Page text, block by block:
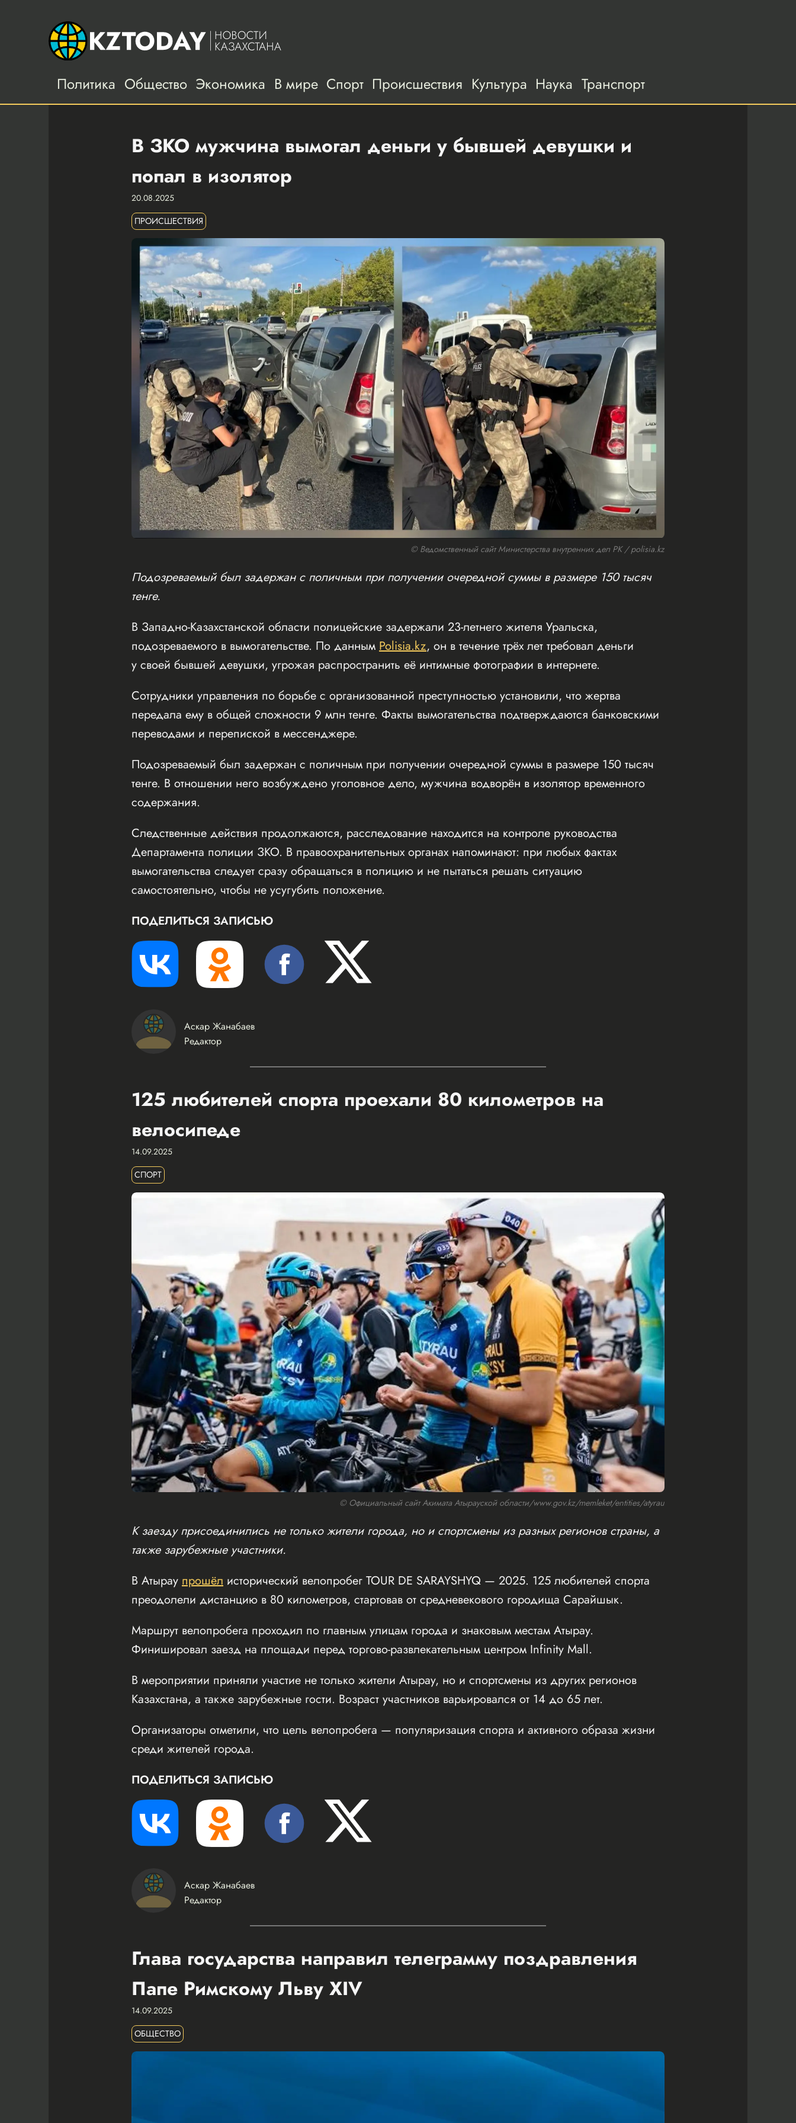
Политика Общество Экономика В мире Спорт Происшествия Культура Наука Транспорт
В ЗКО мужчина вымогал деньги у бывшей девушки и
попал в изолятор
20.08.2025
ПРОИСШЕСТВИЯ
© Ведомственный сайт Министерства внутренних дел РК / polisia.kz
Подозреваемый был задержан с поличным при получении очередной суммы в размере 150 тысяч
тенге.
В Западно-Казахстанской области полицейские задержали 23-летнего жителя Уральска,
подозреваемого в вымогательстве. По данным Polisia.kz, он в течение трёх лет требовал деньги
у своей бывшей девушки, угрожая распространить её интимные фотографии в интернете.
Сотрудники управления по борьбе с организованной преступностью установили, что жертва
передала ему в общей сложности 9 млн тенге. Факты вымогательства подтверждаются банковскими
переводами и перепиской в мессенджере.
Подозреваемый был задержан с поличным при получении очередной суммы в размере 150 тысяч
тенге. В отношении него возбуждено уголовное дело, мужчина водворён в изолятор временного
содержания.
Следственные действия продолжаются, расследование находится на контроле руководства
Департамента полиции ЗКО. В правоохранительных органах напоминают: при любых фактах
вымогательства следует сразу обращаться в полицию и не пытаться решать ситуацию
самостоятельно, чтобы не усугубить положение.
ПОДЕЛИТЬСЯ ЗАПИСЬЮ
Аскар Жанабаев
Редактор
125 любителей спорта проехали 80 километров на
велосипеде
14.09.2025
СПОРТ
© Официальный сайт Акимата Атырауской области/www.gov.kz/memleket/entities/atyrau
К заезду присоединились не только жители города, но и спортсмены из разных регионов страны, а
также зарубежные участники.
В Атырау прошёл исторический велопробег TOUR DE SARAYSHYQ — 2025. 125 любителей спорта
преодолели дистанцию в 80 километров, стартовав от средневекового городища Сарайшык.
Маршрут велопробега проходил по главным улицам города и знаковым местам Атырау.
Финишировал заезд на площади перед торгово-развлекательным центром Infinity Mall.
В мероприятии приняли участие не только жители Атырау, но и спортсмены из других регионов
Казахстана, а также зарубежные гости. Возраст участников варьировался от 14 до 65 лет.
Организаторы отметили, что цель велопробега — популяризация спорта и активного образа жизни
среди жителей города.
ПОДЕЛИТЬСЯ ЗАПИСЬЮ
Аскар Жанабаев
Редактор
Глава государства направил телеграмму поздравления
Папе Римскому Льву XIV
14.09.2025
ОБЩЕСТВО